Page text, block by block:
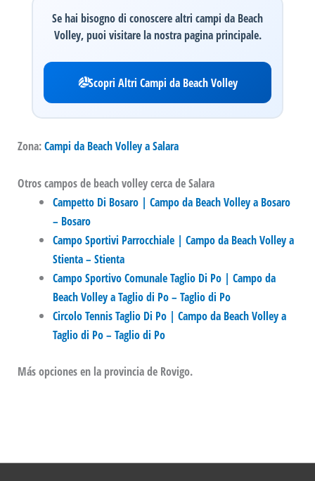
Se hai bisogno di conoscere altri campi da Beach
Volley, puoi visitare la nostra pagina principale.
Scopri Altri Campi da Beach Volley
Zona:Campi da Beach Volley a Salara
Otros campos de beach volley cerca de Salara
Campetto Di Bosaro | Campo da Beach Volley a Bosaro
– Bosaro
Campo Sportivi Parrocchiale | Campo da Beach Volley a
Stienta – Stienta
Campo Sportivo Comunale Taglio Di Po | Campo da
Beach Volley a Taglio di Po – Taglio di Po
Circolo Tennis Taglio Di Po | Campo da Beach Volley a
Taglio di Po – Taglio di Po
Más opciones en la provincia de Rovigo.